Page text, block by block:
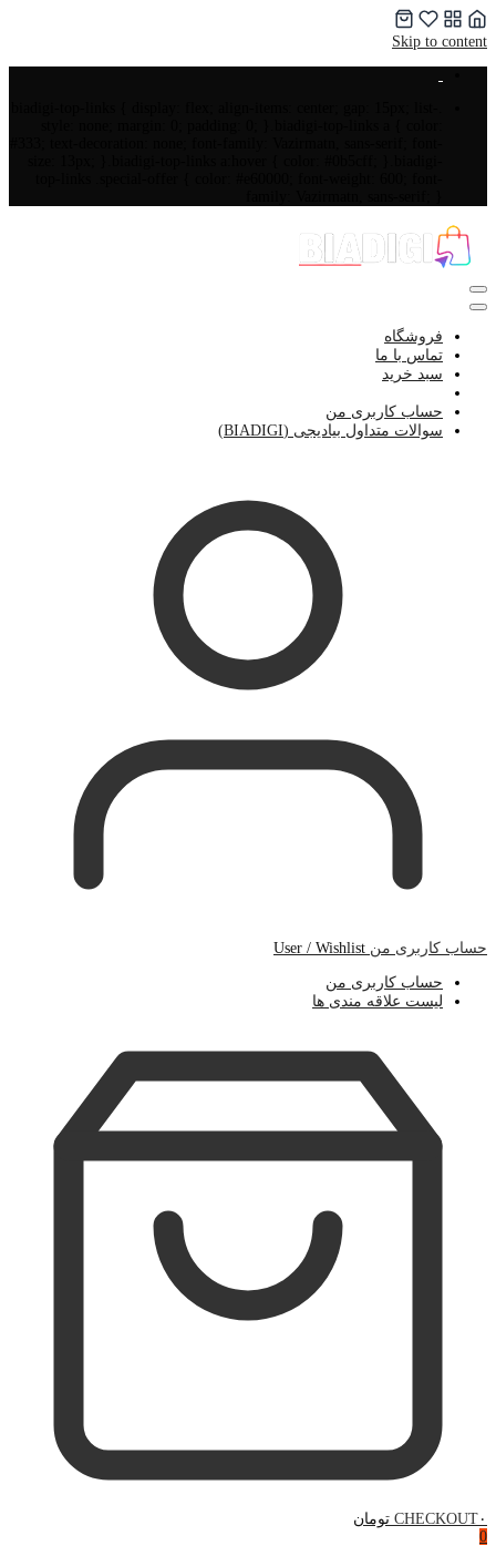
Skip to content
فروشگاه
تماس با ما
سبد خرید
حساب کاربری من
سوالات متداول بیادیجی (BIADIGI)
حساب کاربری من User / Wishlist
حساب کاربری من
لیست علاقه مندی ها
CHECKOUT ۰ تومان
0